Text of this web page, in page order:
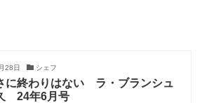
28日 シェフ
に終わりはない ラ・ブランシュ
24年6月号